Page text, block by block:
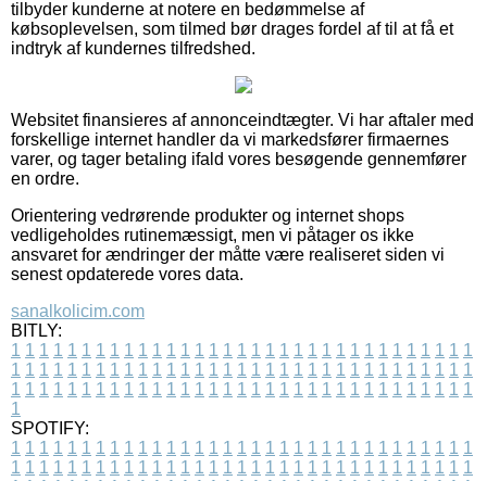
tilbyder kunderne at notere en bedømmelse af
købsoplevelsen, som tilmed bør drages fordel af til at få et
indtryk af kundernes tilfredshed.
Websitet finansieres af annonceindtægter. Vi har aftaler med
forskellige internet handler da vi markedsfører firmaernes
varer, og tager betaling ifald vores besøgende gennemfører
en ordre.
Orientering vedrørende produkter og internet shops
vedligeholdes rutinemæssigt, men vi påtager os ikke
ansvaret for ændringer der måtte være realiseret siden vi
senest opdaterede vores data.
sanalkolicim.com
BITLY:
1 1 1 1 1 1 1 1 1 1 1 1 1 1 1 1 1 1 1 1 1 1 1 1 1 1 1 1 1 1 1 1 1
1 1 1 1 1 1 1 1 1 1 1 1 1 1 1 1 1 1 1 1 1 1 1 1 1 1 1 1 1 1 1 1 1
1 1 1 1 1 1 1 1 1 1 1 1 1 1 1 1 1 1 1 1 1 1 1 1 1 1 1 1 1 1 1 1 1
1
SPOTIFY:
1 1 1 1 1 1 1 1 1 1 1 1 1 1 1 1 1 1 1 1 1 1 1 1 1 1 1 1 1 1 1 1 1
1 1 1 1 1 1 1 1 1 1 1 1 1 1 1 1 1 1 1 1 1 1 1 1 1 1 1 1 1 1 1 1 1